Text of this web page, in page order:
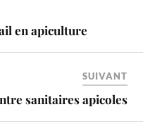
en apiculture
SUIVANT
sanitaires apicoles